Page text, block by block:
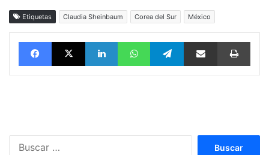
Etiquetas Claudia Sheinbaum Corea del Sur México
FacebookX LinkedInWhatsAppTelegramvía email